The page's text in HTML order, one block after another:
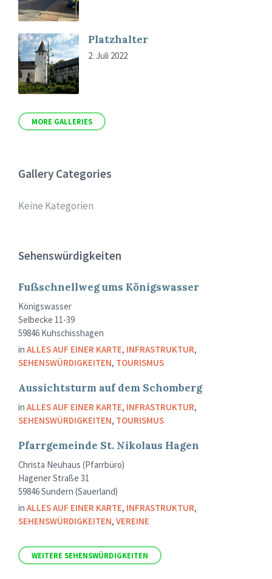
Platzhalter
2. Juli 2022
MORE GALLERIES
Gallery Categories
Keine Kategorien
Sehenswürdigkeiten
Fußschnellweg ums Königswasser
Königswasser
Selbecke 11-39
59846 Kuhschisshagen
in ALLES AUF EINER KARTE, INFRASTRUKTUR,
SEHENSWÜRDIGKEITEN, TOURISMUS
Aussichtsturm auf dem Schomberg
in ALLES AUF EINER KARTE, INFRASTRUKTUR,
SEHENSWÜRDIGKEITEN, TOURISMUS
Pfarrgemeinde St. Nikolaus Hagen
Christa Neuhaus (Pfarrbüro)
Hagener Straße 31
59846 Sundern (Sauerland)
in ALLES AUF EINER KARTE, INFRASTRUKTUR,
SEHENSWÜRDIGKEITEN, VEREINE
WEITERE SEHENSWÜRDIGKEITEN